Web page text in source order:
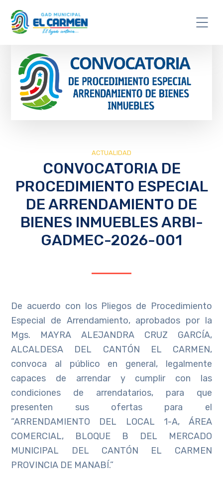
ACTUALIDAD
CONVOCATORIA DE
PROCEDIMIENTO ESPECIAL
DE ARRENDAMIENTO DE
BIENES INMUEBLES ARBI-
GADMEC-2026-001
De acuerdo con los Pliegos de Procedimiento
Especial de Arrendamiento, aprobados por la
Mgs. MAYRA ALEJANDRA CRUZ GARCÍA,
ALCALDESA DEL CANTÓN EL CARMEN,
convoca al público en general, legalmente
capaces de arrendar y cumplir con las
condiciones de arrendatarios, para que
presenten sus ofertas para el
“ARRENDAMIENTO DEL LOCAL 1-A, ÁREA
COMERCIAL, BLOQUE B DEL MERCADO
MUNICIPAL DEL CANTÓN EL CARMEN
PROVINCIA DE MANABÍ.”